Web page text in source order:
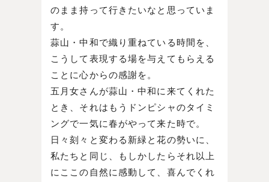
のまま持って行きたいなと思っていま
す。
蒜山・中和で織り重ねている時間を、
こうして表現する場を与えてもらえる
ことに心からの感謝を。
五月女さんが蒜山・中和に来てくれた
とき、それはもうドンピシャのタイミ
ングで一気に春がやって来た時で。
日々刻々と変わる新緑と花の勢いに、
私たちと同じ、もしかしたらそれ以上
にここの自然に感動して、喜んでくれ